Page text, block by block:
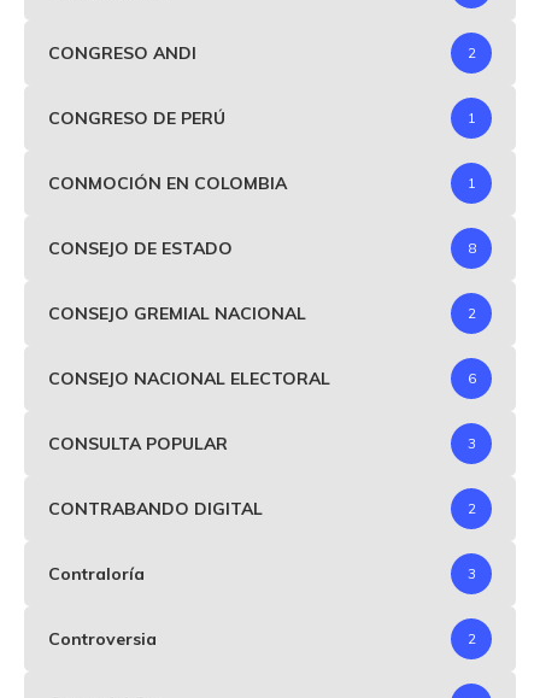
CONGRESO ANDI 2
CONGRESO DE PERÚ 1
CONMOCIÓN EN COLOMBIA 1
CONSEJO DE ESTADO 8
CONSEJO GREMIAL NACIONAL 2
CONSEJO NACIONAL ELECTORAL 6
CONSULTA POPULAR 3
CONTRABANDO DIGITAL 2
Contraloría 3
Controversia 2